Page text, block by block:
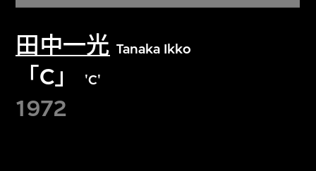
田中一光 Tanaka Ikko
「C」 'C'
1972
关于M+藏品
探索世界顶级的二十及二十一世纪视觉
文化藏品。